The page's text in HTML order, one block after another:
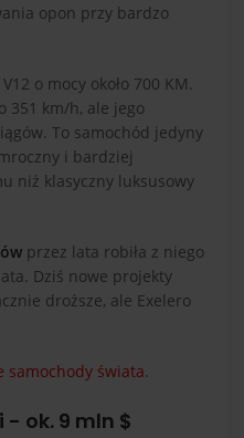
opon przy bardzo
o mocy około 700 KM.
351 km/h, ale jego
To samochód jedyny
i bardziej
niż klasyczny luksusowy
przez lata robiła z niego
Dziś nowe projekty
droższe, ale Exelero
samochody świata.
ok. 9 mln $